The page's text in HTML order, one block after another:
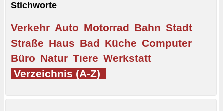
Stichworte
Verkehr Auto Motorrad Bahn Stadt
Straße Haus Bad Küche Computer
Büro Natur Tiere Werkstatt
Verzeichnis (A-Z)